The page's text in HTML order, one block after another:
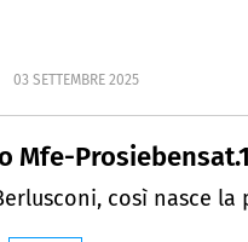
03 SETTEMBRE 2025
Mfe-
così nasce la